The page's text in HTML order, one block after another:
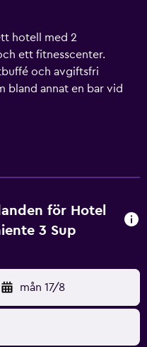
hotell med 2
ett fitnesscenter.
och avgiftsfri
bland annat en bar vid
Hotel
hårtork och
och barnpool.
och fitnesscenter.
för Hotel
3 Sup
mån 17/8